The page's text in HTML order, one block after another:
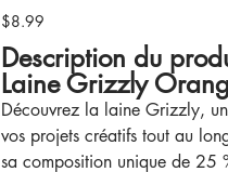
Price
$8.99
Description du
Laine Grizzly
Découvrez la laine Grizzly,
vos projets créatifs tout au
sa composition unique de 25